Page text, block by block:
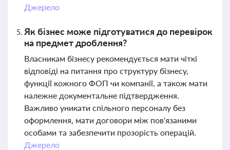
Джерело
Як бізнес може підготуватися до перевірок
на предмет дроблення?
Власникам бізнесу рекомендується мати чіткі
відповіді на питання про структуру бізнесу,
функції кожного ФОП чи компанії, а також мати
належне документальне підтвердження.
Важливо уникати спільного персоналу без
оформлення, мати договори між пов'язаними
особами та забезпечити прозорість операцій.
Джерело